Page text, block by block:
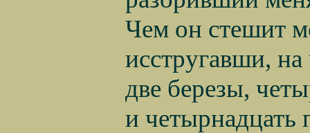
Чем он стешит
исстругавши, на
две березы,
и четырнадцать